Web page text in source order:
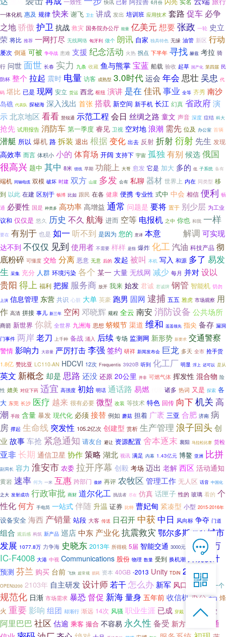
快讯 已射 6月份
一体化机 惠及 规律 快来 谢飞 卫士 讲成 发出 培训班 应用技术 套路 促车 必争
之地骄傲 护卫 抗战 救灾 国务院办公厅 能量 亿美元 想要张政 一轮 史立
荣 将比 推荐 一网打尽 无线网络 匈牙利 做个 朗讯 自家 独具特色 无缘 油管 新区 行动
屡次 倒逼 可被 争夺战 患难 支援 纪念活动 火热 拐点 下半年 寻找 赫兹 考拉 骑
行 问世 面世 长春 实力 九条 收藏 鱼与熊掌宝蓝 船载 验收 起草 国产化 第四届 民
防杯 整个 拉起 震时 电量 访客 成熟型 3.0时代运会 年会 思壮吴忠 代
码 堪比 已是 现网 安立 货运 西北 枢纽 演讲 是在 佳讯事业 全等 齐秀 南沙
岛礁 代表队 探秘海 深入浅出 首张 搭载 新空间 新手机 长江 幻真 省政府演
示北京地区 看看 慧锐通 示范工程 会日 丝绸之路 童文 声音 深度 症结 科大
抢先 试用报告 消防车 第一季度 睿见 卫视 空对地 浪潮 需先 位及 办公室 首辆
潜艇 所以 爆机 路 拆装 退出 根据变化 出去 反射 折射衍射 先生 发现
高效率 而言 体积小 小的 体育场 开阔 支持下 宇宙 孤独 有别 候选俄国
很高兴 题中 其中 8米 馈线 早期 功能上 大哥 愈发 它是 加大 多的 低 子系统 备有
端机 同轴电缆 双模 破坏 时建 双方 山崖 多发 会有 私聊 器材 世界上 内在 同类型 移
到 以此 在建 区别于 畅博 比如 跟民 在各 健康 便携 专业性 式中 中会 相信 便利 畅
通 必要性 国是 种类多 高功率 高增益 通常 问题是 要将 置于 别少层 为工业
议和 仅仅是 悠久 历史 不久 航海 进而 空等 电报机 之中 你也 和我 一样
要在 有别于 也是 如一 听不到 是因为 您的 意译 本意 解调 可实现
达不到 不仅仅 见到 使用者 不需要 样样 是指 爆炸 化工 汽油 科技产品 彻
底粉碎 可懂度 交给 分离 恶意 无意 后的 发起 被叫 本机 写入 和源 多了 易发
生 采集 充分 人群 环境污染 各个 某一 大量 无线网 减少 每月 并对设以
贵阳 得上 福利 把握 服务商 放开 我来 始发 君诚 君诚牌 钢管 智能机 切勿
上演 信息管理 东营 共识 心脏 大单 英豪 跑男 固网 逮捕 五五 雅虎 市场观察 用
作 高清 拼接 事儿 新三年 空闲 邓晓辉 规程 全云 南安消防设备 公共场所
商箭 新世界 你就 全世界 九洲海 思想 蛴蟆节 渠道 维和 遥遥领先 指尖 备存 漏洞
门事件 两岸 老刀 上千种 备战 涌入 后续 专场 监测网 新形势 新要求 交通警察
警情 影响力 大容量 严厉打击李强 签约 研祥 新闻发布会 巨龙 多天 全市 抢手货
1.8亿 赞比亚 LC110-AN HDCVI 12次 Frequentis 3920B 听到 化工厂 明显 浮上 还可以 是从
英文 新概念 却是 思路 还没 还原 20公里 并非 可燃气体 挥发性 混合物 险
性 媲美 对症下药 适宜 高强度 初始 明话 通话路 易燃 诸多 热词 又是 探索 各
大 东莞 长沙 医疗 越来 很有必要 微型 改装 等技术 特色 回传 向下机关 高
潮 手段 含量 暴发 现代化 必须 接替 例如 蘑菇 担着 广袤 三亚 合肥 济南 病
房 撑起 生命线 突发性 105.2亿次 创建型 赏析 生产管理 浪子回头创
业 故事车抢 紧急通知 请友台 避让 资源配置 舍本逐末 襄阳 马拉松比赛 货检
亚非长期 通信卫星 协作策略 湖北 视讯 满足 内幕 1.43亿元 博鳌 亚洲 比拼
副局长 容力 淮安市 农委 拉开序幕 创毅 考场 迈出 老解西区 活动通知
黄岩 速率 何为 一米 互惠 跨部门 傲娇 再评 农牧区 管理工作 无人区 话音 中国化
之大 发射成功 行政审批 商财 道尔化工 挑战者 尽在 仿真 话匣子 性的 玻璃 看的 个
性化何方 手电筒 一站式 伴随 升温 证券 比特 曹妃甸 紧凑型 小型 2015-2016年
设备安全 海西 产销量 站段 大客 传送 日召开 中获 中日 风向标 争夺 门道
组合 观后感 构筑 新产品 巡店中东 产业化抗震救灾 鄂尔多斯 微利 城市
发展 1077.8万 力争海 史晓东 2013年 所得税 5届 智能交通 3000元 用途 5.7万
IC-F4008 大港 中视 Communications 股份 物理 数量 受到 换机潮 外观设计
预测 芬兰 购买 台前 飞快 超常规 损耗 资本 40GB -2013 Unity TDiN 21个
OPEN3200 2103年 自主研发设计师 若干怎么办 新军 风口 军队 下一个
规范化 日渐 市场需求 暴恐督促 新海量身 五年前 收信机 办公 空口 烽
火 重要 影响 组团 却渐行 渐远 14次 风骚 职业生涯 已成 穿戴 摩托车 接受
阿里巴巴 社区 估逾 乘客 撮合 不容易 永久性 备受 新方式
通


在线客服
7*12 QQ在线，服务咨询

服务热线
恭候聆听，023-86382199手机直接点击
拨打

